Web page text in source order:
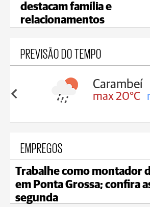
destacam família e
relacionamentos
PREVISÃO DO TEMPO
18°C
Carambeí
max 20°C
EMPREGOS
Trabalhe como montador
em Ponta Grossa; confira
segunda